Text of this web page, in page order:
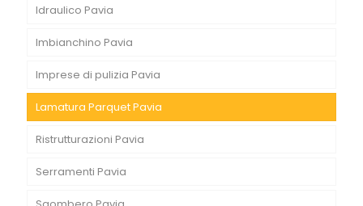
Idraulico Pavia
Imbianchino Pavia
Imprese di pulizia Pavia
Lamatura Parquet Pavia
Ristrutturazioni Pavia
Serramenti Pavia